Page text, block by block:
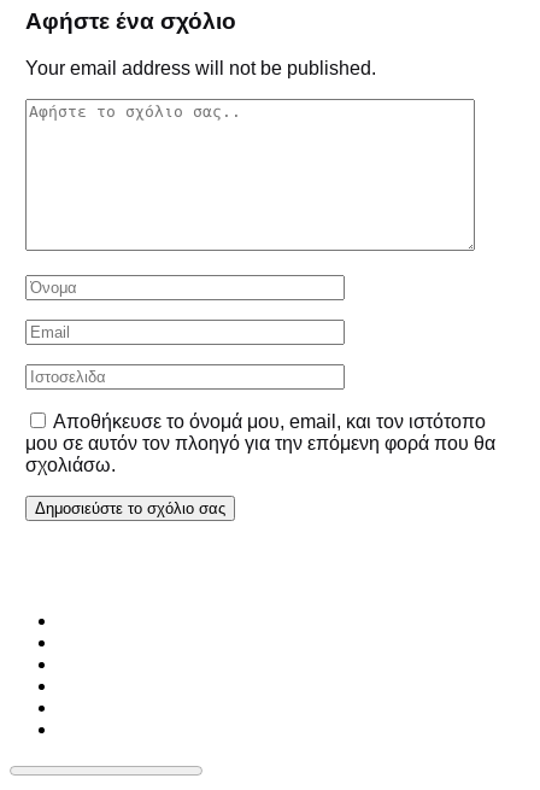
Αφήστε ένα σχόλιο
Your email address will not be published.
Αποθήκευσε το όνομά μου, email, και τον ιστότοπο
μου σε αυτόν τον πλοηγό για την επόμενη φορά που θα
σχολιάσω.